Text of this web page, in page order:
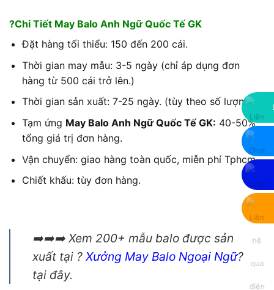
?Chi Tiết May Balo Anh Ngữ Quốc Tế GK
Đặt hàng tối thiểu: 150 đến 200 cái.
Thời gian may mẫu: 3-5 ngày (chỉ áp dụng đơn
hàng từ 500 cái trở lên.)
Thời gian sản xuất: 7-25 ngày. (tùy theo số lượng)
Tạm ứng May Balo Anh Ngữ Quốc Tế GK: 40-50%
tổng giá trị đơn hàng.
Vận chuyển: giao hàng toàn quốc, miễn phí Tphcm.
Chiết khấu: tùy đơn hàng.
➡️➡️➡️ Xem 200+ mẫu balo được sản
xuất tại ? Xưởng May Balo Ngoại Ngữ?
tại đây.